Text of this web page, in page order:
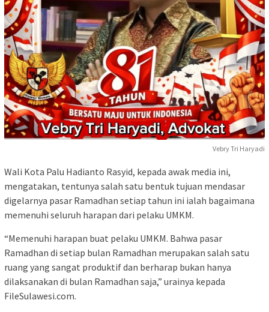
Vebry Tri Haryadi
Wali Kota Palu Hadianto Rasyid, kepada awak media ini,
mengatakan, tentunya salah satu bentuk tujuan mendasar
digelarnya pasar Ramadhan setiap tahun ini ialah bagaimana
memenuhi seluruh harapan dari pelaku UMKM.
“Memenuhi harapan buat pelaku UMKM. Bahwa pasar
Ramadhan di setiap bulan Ramadhan merupakan salah satu
ruang yang sangat produktif dan berharap bukan hanya
dilaksanakan di bulan Ramadhan saja,” urainya kepada
FileSulawesi.com.